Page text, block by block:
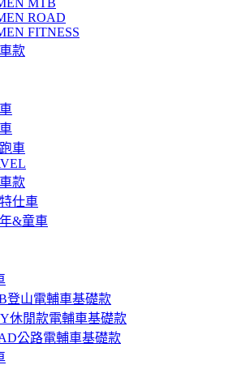
MTB
ROAD
FITNESS
款
車
款
仕車
&童車
登山電輔車基礎款
休閒款電輔車基礎款
公路電輔車基礎款